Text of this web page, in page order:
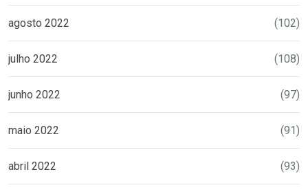
agosto 2022 (102)
julho 2022 (108)
junho 2022 (97)
maio 2022 (91)
abril 2022 (93)